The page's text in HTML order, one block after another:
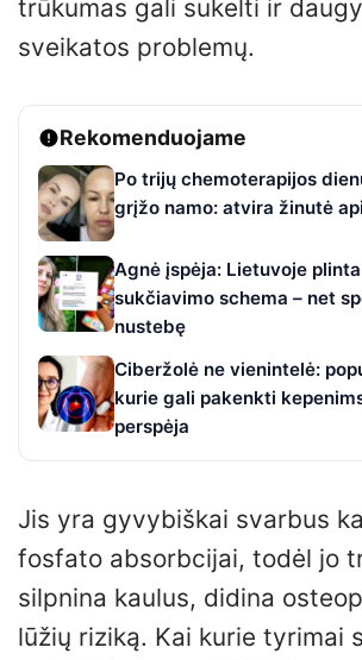
trūkumas gali sukelti ir
sveikatos problemų.
Rekomenduojame
Po trijų chemoterapijos
grįžo namo: atvira žinutė
Agnė įspėja: Lietuvoje
sukčiavimo schema – net
nustebę
Ciberžolė ne vienintelė:
kurie gali pakenkti
perspėja
Jis yra gyvybiškai svarbus
fosfato absorbcijai, todėl jo
silpnina kaulus, didina
lūžių riziką. Kai kurie tyrimai